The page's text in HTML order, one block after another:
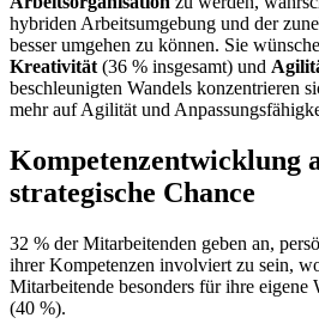
hybriden Arbeitsumgebung und der
besser umgehen zu können. Sie
Kreativität (36 % insgesamt) und
beschleunigten Wandels konzentrieren
mehr auf Agilität und
Kompetenzentwicklung
strategische Chance
32 % der Mitarbeitenden geben an,
ihrer Kompetenzen involviert zu sein,
Mitarbeitende besonders für ihre eigene
(40 %).